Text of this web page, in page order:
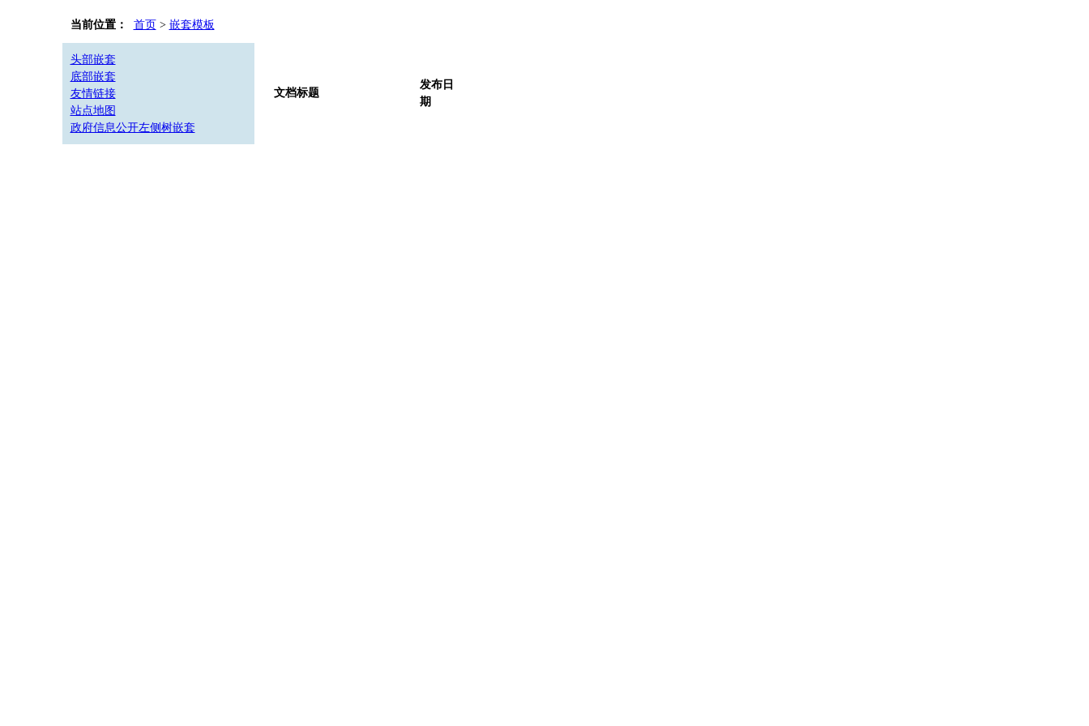
当前位置： 首页> 嵌套模板
头部嵌套
底部嵌套
友情链接
站点地图
政府信息公开左侧树嵌套
文档标题
发布日
期